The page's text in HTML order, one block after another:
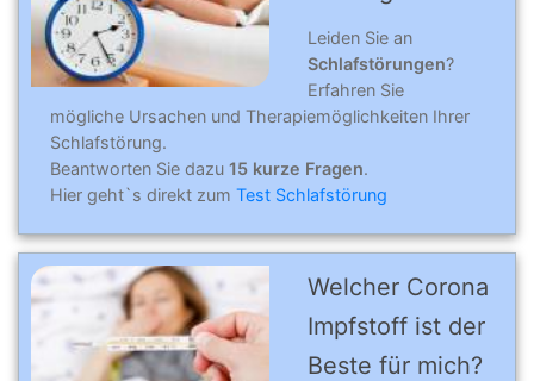
Leiden Sie an
Schlafstörungen?
Erfahren Sie
mögliche Ursachen und Therapiemöglichkeiten Ihrer
Schlafstörung.
Beantworten Sie dazu 15 kurze Fragen.
Hier geht`s direkt zum Test Schlafstörung
Welcher Corona
Impfstoff ist der
Beste für mich?